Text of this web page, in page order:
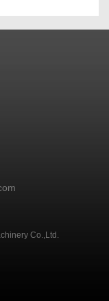
Co.,Ltd.